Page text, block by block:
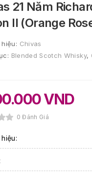
21 Năm
II (Orange
Chivas
Blended Scotch Whisky,
VND
0 Đánh Giá